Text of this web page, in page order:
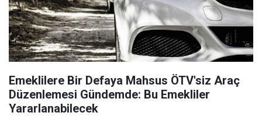
Emeklilere Bir Defaya Mahsus ÖTV'siz Araç
Düzenlemesi Gündemde: Bu Emekliler
Yararlanabilecek